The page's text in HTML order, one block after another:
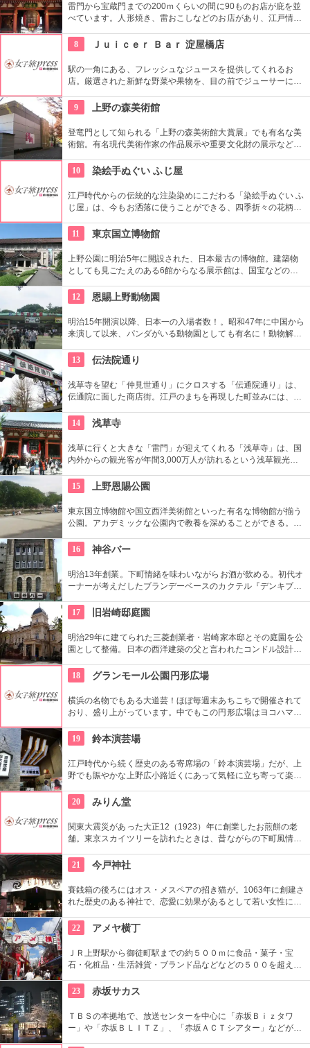
雷門から宝蔵門までの200ｍくらいの間に90ものお店が庇を並
べています。人形焼き、雷おこしなどのお店があり、江戸情緒
8
Ｊｕｉｃｅｒ Ｂａｒ 淀屋橋店
駅の一角にある、フレッシュなジュースを提供してくれるお
店。厳選された新鮮な野菜や果物を、目の前でジューサーにか
ブルに飲める。大阪名物ミックスジュースも、１８０円で飲め
る。牛乳、みかん、黄桃、バナナなどのバランスがよく、飲み
やすい。
9 上野の森美術館
登竜門として知られる「上野の森美術館大賞展」でも有名な美
術館。有名現代美術作家の作品展示や重要文化財の展示など、
休めるのもいかが？
10 染絵手ぬぐい ふじ屋
江戸時代からの伝統的な注染染めにこだわる「染絵手ぬぐい ふ
じ屋」は、今もお洒落に使うことができる、四季折々の花柄や
地の小物も各種扱っています。
11 東京国立博物館
上野公園に明治5年に開設された、日本最古の博物館。建築物
としても見ごたえのある6館からなる展示館は、国宝などの歴
す。オリジナルグッズを販売するミュージアムショップや食事
もできるカフェなども併設されています。
12 恩賜上野動物園
明治15年開演以降、日本一の入場者数！。昭和47年に中国から
来演して以来、パンダがいる動物園としても有名に！動物解説
13
伝法院通り
浅草寺を望む「仲見世通り」にクロスする「伝通院通り」は、
伝通院に面した商店街。江戸のまちを再現した町並みには、屋
あります。多彩なお店が並んでいて、買い物や食事も楽しめま
す。
14 浅草寺
浅草に行くと大きな「雷門」が迎えてくれる「浅草寺」は、国
内外からの観光客が年間3,000万人が訪れるという浅草観光一
都内最古の名刹です。
15 上野恩賜公園
東京国立博物館や国立西洋美術館といった有名な博物館が揃う
公園。アカデミックな公園内で教養を深めることができる。ま
16
神谷バー
明治13年創業。下町情緒を味わいながらお酒が飲める。初代オ
ーナーが考えだしたブランデーベースのカクテル『デンキブラ
がいい。浅草を観光した際には是非立ち寄りたい。
17 旧岩崎邸庭園
明治29年に建てられた三菱創業者・岩崎家本邸とその庭園を公
園として整備。日本の西洋建築の父と言われたコンドル設計の
文化財にもなっている。
18 グランモール公園円形広場
横浜の名物でもある大道芸！ほぼ毎週末あちこちで開催されて
おり、盛り上がっています。中でもこの円形広場はヨコハマ大
労される、驚きの芸に子供も大人も釘付けです！
19 鈴本演芸場
江戸時代から続く歴史のある寄席場の「鈴本演芸場」だが、上
野でも賑やかな上野広小路近くにあって気軽に立ち寄って楽し
ず入ってみてはいかがでしょう。
20 みりん堂
関東大震災があった大正12（1923）年に創業したお煎餅の老
舗。東京スカイツリーを訪れたときは、昔ながらの下町風情と
ではぬれ煎餅にアイスクリームをはさんだ「ぬれソフト」も人
気。
21 今戸神社
賽銭箱の後ろにはオス・メスペアの招き猫が。1063年に創建さ
れた歴史のある神社で、恋愛に効果があるとして若い女性に人
購入してみては？
22 アメヤ横丁
ＪＲ上野駅から御徒町駅までの約５００ｍに食品・菓子・宝
石・化粧品・生活雑貨・ブランド品などなどの５００を超える
叩き売りがある。
23 赤坂サカス
ＴＢＳの本拠地で、放送センターを中心に「赤坂Ｂｉｚタワ
ー」や「赤坂ＢＬＩＴＺ」、「赤坂ＡＣＴシアター」などが揃